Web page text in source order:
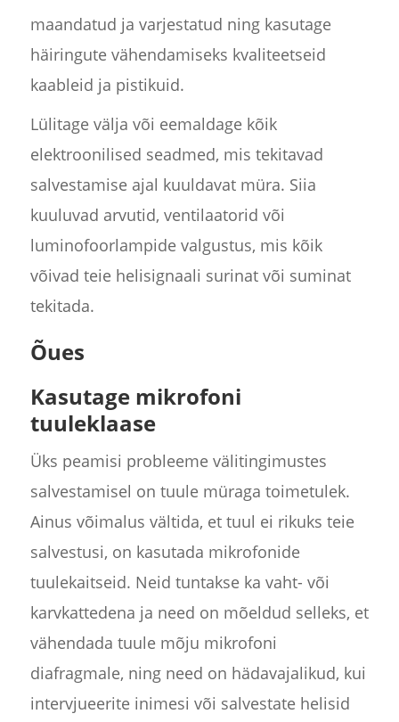
maandatud ja varjestatud ning kasutage
häiringute vähendamiseks kvaliteetseid
kaableid ja pistikuid.
Lülitage välja või eemaldage kõik
elektroonilised seadmed, mis tekitavad
salvestamise ajal kuuldavat müra. Siia
kuuluvad arvutid, ventilaatorid või
luminofoorlampide valgustus, mis kõik
võivad teie helisignaali surinat või suminat
tekitada.
Õues
Kasutage mikrofoni
tuuleklaase
Üks peamisi probleeme välitingimustes
salvestamisel on tuule müraga toimetulek.
Ainus võimalus vältida, et tuul ei rikuks teie
salvestusi, on kasutada mikrofonide
tuulekaitseid. Neid tuntakse ka vaht- või
karvkattedena ja need on mõeldud selleks, et
vähendada tuule mõju mikrofoni
diafragmale, ning need on hädavajalikud, kui
intervjueerite inimesi või salvestate helisid